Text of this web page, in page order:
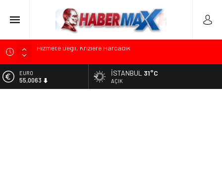
Edremit’te Kaymakam Ahmet Odabaş’a Duygu Dolu Veda
Tarihçi Yusuf Halaçoğlu’ndan TBMM’ye Sunulan Yasa Teklifine
Sert Eleştiri: “Osmanlı’nın Hukuk Anlayışının Gerisine
ALTIN
6.543,59
İSTANBUL 31°C
AÇIK